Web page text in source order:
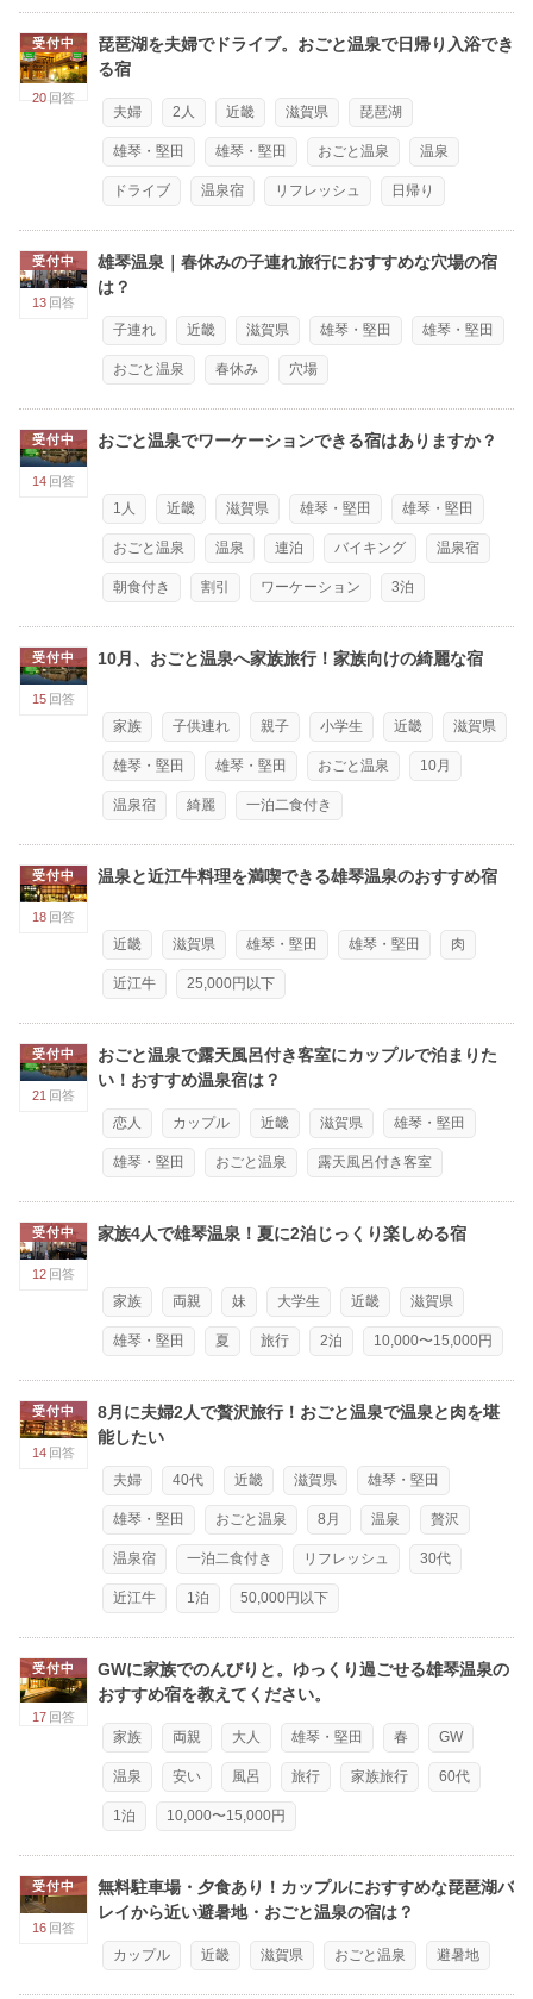
受付中
20 回答
琵琶湖を夫婦でドライブ。おごと温泉で日帰り入浴でき
る宿
夫婦 2人 近畿 滋賀県 琵琶湖
雄琴・堅田 雄琴・堅田 おごと温泉 温泉
ドライブ 温泉宿 リフレッシュ 日帰り
受付中
13 回答
雄琴温泉｜春休みの子連れ旅行におすすめな穴場の宿
は？
子連れ 近畿 滋賀県 雄琴・堅田 雄琴・堅田
おごと温泉 春休み 穴場
受付中
14 回答
おごと温泉でワーケーションできる宿はありますか？
1人 近畿 滋賀県 雄琴・堅田 雄琴・堅田
おごと温泉 温泉 連泊 バイキング 温泉宿
朝食付き 割引 ワーケーション 3泊
受付中
15 回答
10月、おごと温泉へ家族旅行！家族向けの綺麗な宿
家族 子供連れ 親子 小学生 近畿 滋賀県
雄琴・堅田 雄琴・堅田 おごと温泉 10月
温泉宿 綺麗 一泊二食付き
受付中
18 回答
温泉と近江牛料理を満喫できる雄琴温泉のおすすめ宿
近畿 滋賀県 雄琴・堅田 雄琴・堅田 肉
近江牛 25,000円以下
受付中
21 回答
おごと温泉で露天風呂付き客室にカップルで泊まりた
い！おすすめ温泉宿は？
恋人 カップル 近畿 滋賀県 雄琴・堅田
雄琴・堅田 おごと温泉 露天風呂付き客室
受付中
12 回答
家族4人で雄琴温泉！夏に2泊じっくり楽しめる宿
家族 両親 妹 大学生 近畿 滋賀県
雄琴・堅田 夏 旅行 2泊 10,000〜15,000円
受付中
14 回答
8月に夫婦2人で贅沢旅行！おごと温泉で温泉と肉を堪
能したい
夫婦 40代 近畿 滋賀県 雄琴・堅田
雄琴・堅田 おごと温泉 8月 温泉 贅沢
温泉宿 一泊二食付き リフレッシュ 30代
近江牛 1泊 50,000円以下
受付中
17 回答
GWに家族でのんびりと。ゆっくり過ごせる雄琴温泉の
おすすめ宿を教えてください。
家族 両親 大人 雄琴・堅田 春 GW
温泉 安い 風呂 旅行 家族旅行 60代
1泊 10,000〜15,000円
受付中
16 回答
無料駐車場・夕食あり！カップルにおすすめな琵琶湖バ
レイから近い避暑地・おごと温泉の宿は？
カップル 近畿 滋賀県 おごと温泉 避暑地